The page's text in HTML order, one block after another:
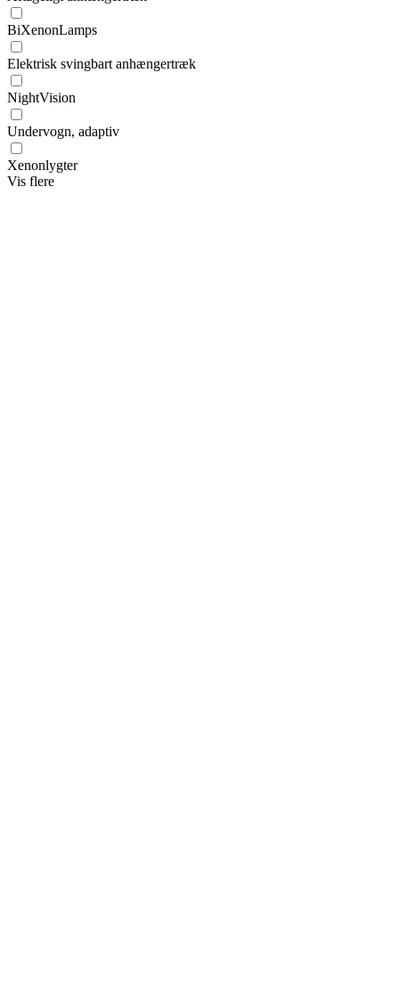
BiXenonLamps
Elektrisk svingbart anhængertræk
NightVision
Undervogn, adaptiv
Xenonlygter
Vis flere